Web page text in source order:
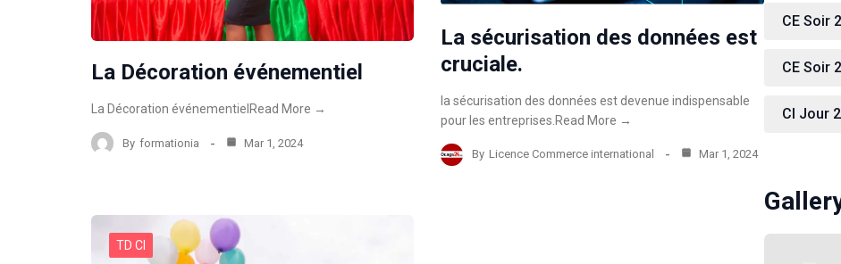
La Décoration événementiel
La Décoration événementielRead More →
By formationia Mar 1, 2024
La sécurisation des données est
cruciale.
la sécurisation des données est devenue indispensable
pour les entreprises.Read More →
By Licence Commerce international Mar 1, 2024
TD CI
CE Soir
CE Soir
CI Jour